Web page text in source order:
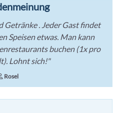
Getränke . Jeder Gast findet
Speisen etwas. Man kann
buchen (1x pro
Lohnt sich!"
Rosel